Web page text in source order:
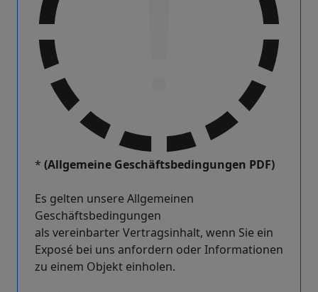
* (Allgemeine Geschäftsbedingungen PDF)
Es gelten unsere Allgemeinen
Geschäftsbedingungen
als vereinbarter Vertragsinhalt, wenn Sie ein
Exposé bei uns anfordern oder Informationen
zu einem Objekt einholen.